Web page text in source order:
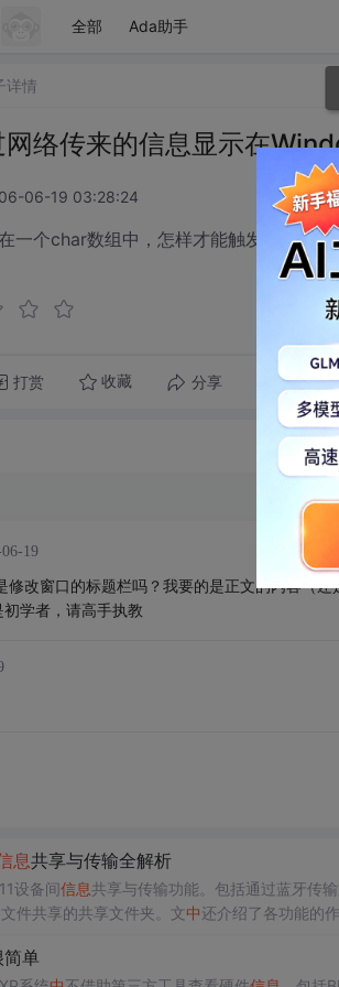
全部 Ada助手
详情
络传来的信息显示在
06-19 03:28:24
一个char数组中，怎样才能触发一个窗
打赏 收藏 分享 转发到
19
改窗口的标题栏吗？我要的是正文的内容（
学者，请高手执教
息共享与传输全解析
设备间信息共享与传输功能。包括通过蓝牙传
件共享的共享文件夹。文中 还介绍了各功能的
简单